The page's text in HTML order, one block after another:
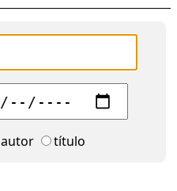
autor título